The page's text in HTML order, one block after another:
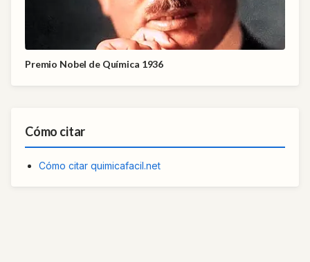
Premio Nobel de Química 1936
Cómo citar
Cómo citar quimicafacil.net